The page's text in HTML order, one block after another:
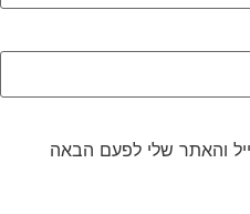
והאתר שלי לפעם הבאה